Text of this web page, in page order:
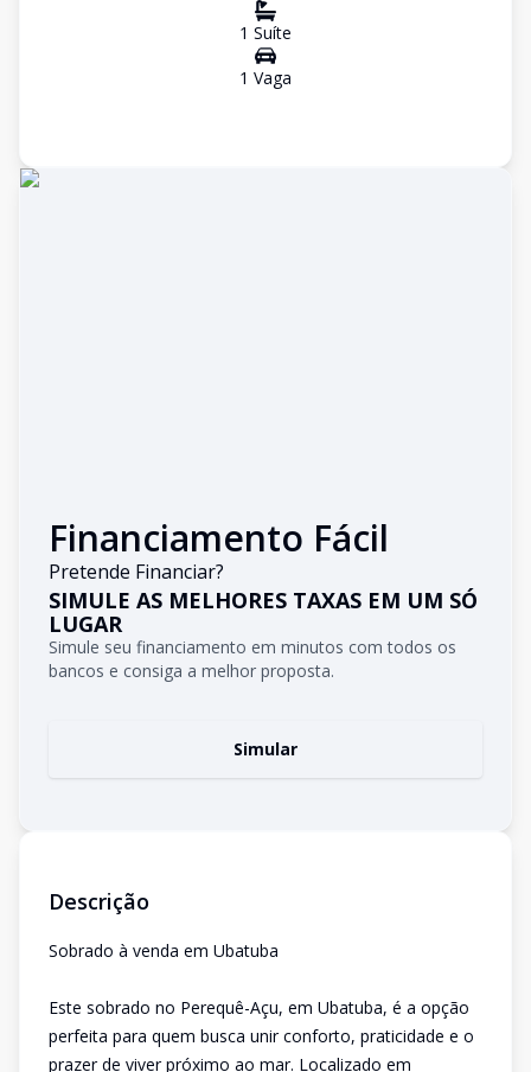
1 Suíte
1 Vaga
Financiamento Fácil
Pretende Financiar?
SIMULE AS MELHORES TAXAS EM UM SÓ
LUGAR
Simule seu financiamento em minutos com todos os
bancos e consiga a melhor proposta.
Simular
Descrição
Sobrado à venda em Ubatuba
Este sobrado no Perequê-Açu, em Ubatuba, é a opção
perfeita para quem busca unir conforto, praticidade e o
prazer de viver próximo ao mar. Localizado em